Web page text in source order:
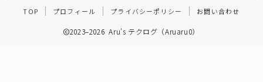
TOP プロフィール プライバシーポリシー お問い合わせ
2023–2026 Aru's テクログ（Aruaru0）